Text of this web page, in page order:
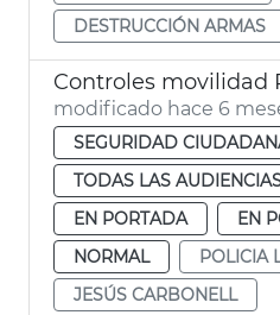
DESTRUCCIÓN ARMAS
modificado hace 6
SEGURIDAD
TODAS LAS
EN PORTADA
EN
NORMAL
POLICIA
JESÚS CARBONELL